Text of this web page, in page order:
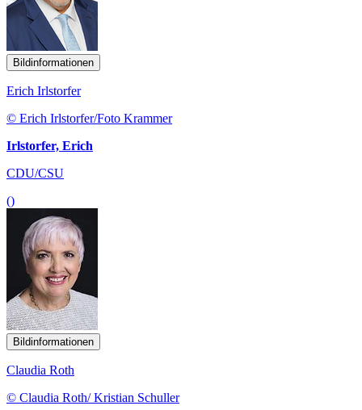
Bildinformationen
Erich Irlstorfer
© Erich Irlstorfer/Foto Krammer
Irlstorfer, Erich
CDU/CSU
()
Bildinformationen
Claudia Roth
© Claudia Roth/ Kristian Schuller